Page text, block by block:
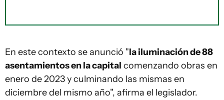
En este contexto se anunció "la iluminación de 88
asentamientos en la capital comenzando obras en
enero de 2023 y culminando las mismas en
diciembre del mismo año", afirma el legislador.